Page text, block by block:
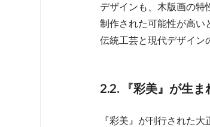
デザインも、木版画の特
制作された可能性が高い
伝統工芸と現代デザイン
2.2. 『彩美』が生
『彩美』が刊行された